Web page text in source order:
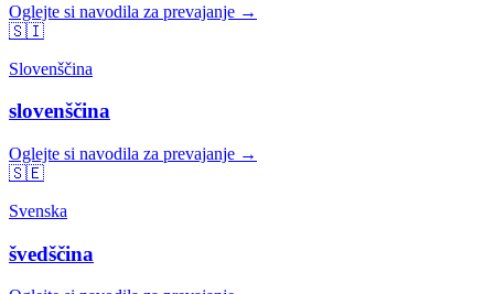
Oglejte si navodila za prevajanje →
🇸🇮
Slovenščina
slovenščina
Oglejte si navodila za prevajanje →
🇸🇪
Svenska
švedščina